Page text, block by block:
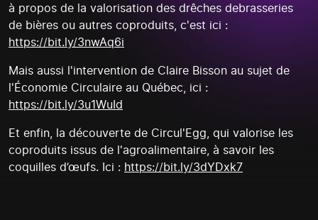
à propos de la valorisation des drêches debrasseries
de bières ou autres coproduits, c'est ici :
https://bit.ly/3nwAq6i
Mais aussi l'intervention de Claire Bisson au sujet de
l'Économie Circulaire au Québec, ici :
https://bit.ly/3u1WuId
Et enfin, la découverte de Circul'Egg, qui valorise les
coproduits issus de l'agroalimentaire, à savoir les
coquilles d’œufs. Ici : https://bit.ly/3dYDxk7